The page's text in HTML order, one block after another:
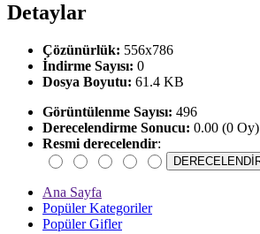
Detaylar
Çözünürlük: 556x786
İndirme Sayısı: 0
Dosya Boyutu: 61.4 KB
Görüntülenme Sayısı: 496
Derecelendirme Sonucu: 0.00 (0 Oy)
Resmi derecelendir:
Ana Sayfa
Popüler Kategoriler
Popüler Gifler